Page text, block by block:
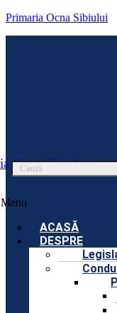
Primaria Ocna Sibiului
Ocna Sibiului
Menu
ACASĂ
DESPRE